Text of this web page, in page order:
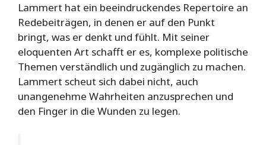
Lammert hat ein beeindruckendes Repertoire an
Redebeiträgen, in denen er auf den Punkt
bringt, was er denkt und fühlt. Mit seiner
eloquenten Art schafft er es, komplexe politische
Themen verständlich und zugänglich zu machen.
Lammert scheut sich dabei nicht, auch
unangenehme Wahrheiten anzusprechen und
den Finger in die Wunden zu legen.